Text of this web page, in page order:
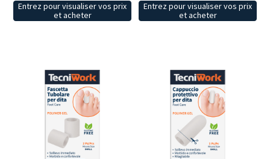
Entrez pour visualiser vos prix
et acheter
Entrez pour visualiser vos prix
et acheter